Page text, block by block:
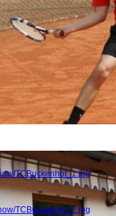
TCBuckenhof_1.jpg
TCBuckenhof_2.jpg